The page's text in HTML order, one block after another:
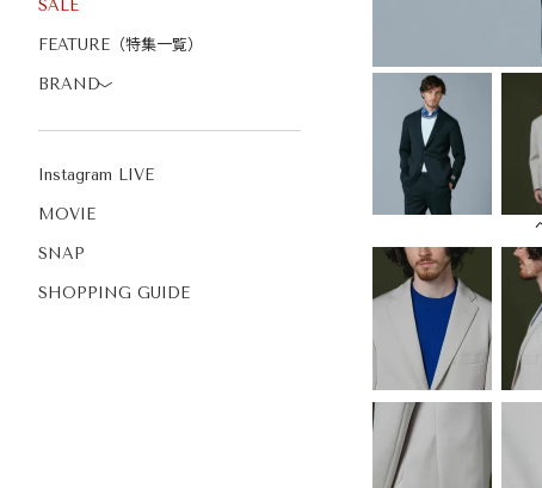
SALE
FEATURE（特集一覧）
BRAND〉
Instagram LIVE
MOVIE
SNAP
SHOPPING GUIDE